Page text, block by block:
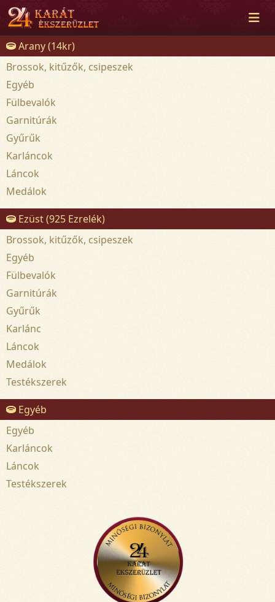
Arany (14kr)
Brossok, kitűzők, csipeszek
Egyéb
Fülbevalók
Garnitúrák
Gyűrűk
Karláncok
Láncok
Medálok
Ezüst (925 Ezrelék)
Brossok, kitűzők, csipeszek
Egyéb
Fülbevalók
Garnitúrák
Gyűrűk
Karlánc
Láncok
Medálok
Testékszerek
Egyéb
Egyéb
Karláncok
Láncok
Testékszerek